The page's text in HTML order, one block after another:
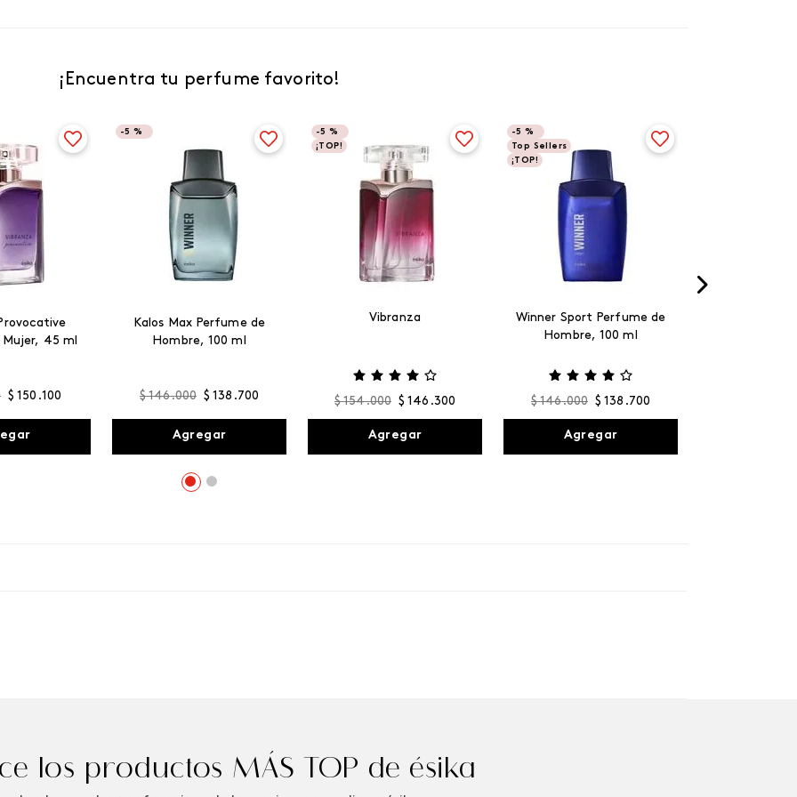
¡Encuentra tu perfume favorito!
45 ml
$ 150 .100
-5 %
Kalos Max Perfume de
Hombre, 100 ml
$ 146.000 $ 138 .700
Agregar
-5 %
¡TOP!
Vibranza
$ 154.000 $ 146 .300
Agregar
-5 %
Top Sellers
¡TOP!
Winner Sport Perfume de
Hombre, 100 ml
$ 146.000 $ 138 .700
Agregar
los productos MÁS TOP de ésika